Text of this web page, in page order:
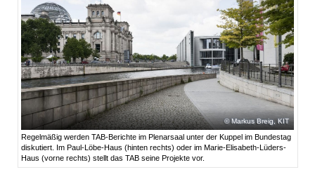
Markus Breig, KIT
Regelmäßig werden TAB-Berichte im Plenarsaal unter der Kuppel im Bundestag
diskutiert. Im Paul-Löbe-Haus (hinten rechts) oder im Marie-Elisabeth-Lüders-
Haus (vorne rechts) stellt das TAB seine Projekte vor.